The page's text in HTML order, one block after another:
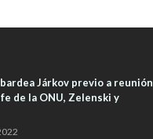
Járkov previo a reunión
de la ONU, Zelenski y